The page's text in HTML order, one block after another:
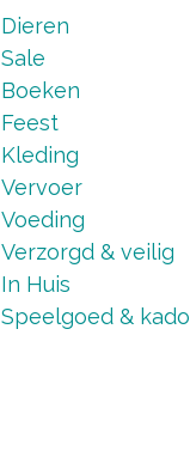
Dieren
Sale
Boeken
Feest
Kleding
Vervoer
Voeding
Verzorgd & veilig
In Huis
Speelgoed & kado